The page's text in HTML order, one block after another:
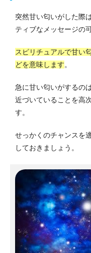
突然甘い匂いがした際
ティブなメッセージの
スピリチュアルで甘い
どを意味します。
急に甘い匂いがするの
近づいていることを高
す。
せっかくのチャンスを
しておきましょう。